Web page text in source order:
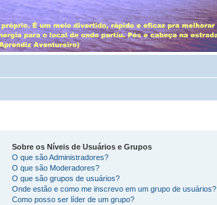
Sobre os Níveis de Usuários e Grupos
O que são Administradores?
O que são Moderadores?
O que são grupos de usuários?
Onde estão e como me inscrevo em um grupo de usuários?
Como posso ser líder de um grupo?